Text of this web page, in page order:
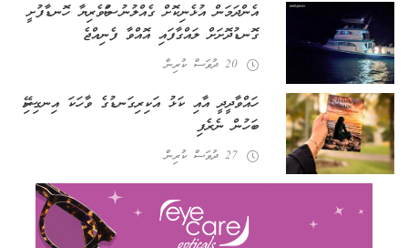
އެންދަމަން އުޅެނިކޮށް ގެއްލުނު މަސްވެރިޔާ ހޮނޑާފުށީ
ގޮނޑުދޮށަށް ލައްގާފައި އޮއްވާ ފެނިއްޖެ
20 ދުވަސް ކުރިން
ހައްވާދީދީ އާއި ކަޅު އަކިރިގަނޑުގެ ވާހަކަ އިނގިރޭސި
ބަހުން ނެރެފި
27 ދުވަސް ކުރިން